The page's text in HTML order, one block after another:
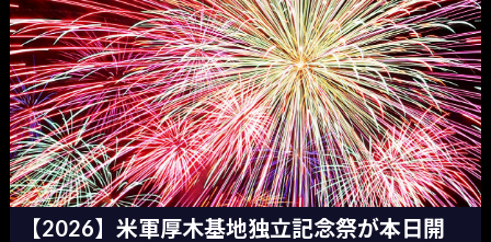
【2026】米軍厚木基地独立記念祭が本日開